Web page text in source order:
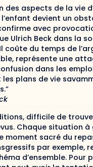
des aspects de la vie
devient un
avec
Ulrich Beck dans la
coûte du temps de
représente une
dans les
plans de vie
difficile de
Chaque situation à
moment sacré du
par exemple,
d’ensemble. Pour